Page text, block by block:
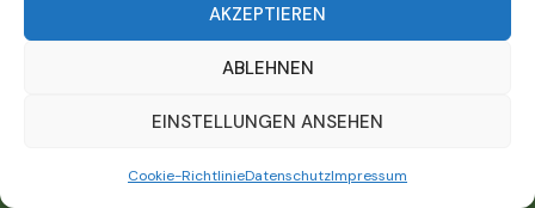
AKZEPTIEREN
ABLEHNEN
EINSTELLUNGEN ANSEHEN
Cookie-RichtlinieDatenschutzImpressum